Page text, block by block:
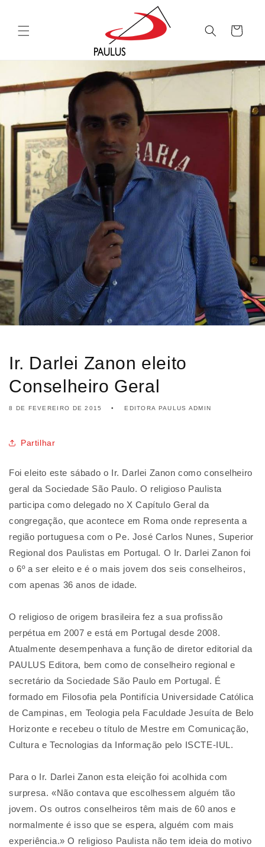
conteúdo
Carrinho
Ir. Darlei Zanon eleito
Conselheiro Geral
8 DE FEVEREIRO DE 2015 EDITORA PAULUS ADMIN
Partilhar
Foi eleito este sábado o Ir. Darlei Zanon como conselheiro
geral da Sociedade São Paulo. O religioso Paulista
participa como delegado no X Capítulo Geral da
congregação, que acontece em Roma onde representa a
região portuguesa com o Pe. José Carlos Nunes, Superior
Regional dos Paulistas em Portugal. O Ir. Darlei Zanon foi
o 6º a ser eleito e é o mais jovem dos seis conselheiros,
com apenas 36 anos de idade.
O religioso de origem brasileira fez a sua profissão
perpétua em 2007 e está em Portugal desde 2008.
Atualmente desempenhava a função de diretor editorial da
PAULUS Editora, bem como de conselheiro regional e
secretário da Sociedade São Paulo em Portugal. É
formado em Filosofia pela Pontifícia Universidade Católica
de Campinas, em Teologia pela Faculdade Jesuíta de Belo
Horizonte e recebeu o título de Mestre em Comunicação,
Cultura e Tecnologias da Informação pelo ISCTE-IUL.
Para o Ir. Darlei Zanon esta eleição foi acolhida com
surpresa. «Não contava que escolhessem alguém tão
jovem. Os outros conselheiros têm mais de 60 anos e
normalmente é isso que se espera, alguém com mais
experiência.» O religioso Paulista não tem ideia do motivo